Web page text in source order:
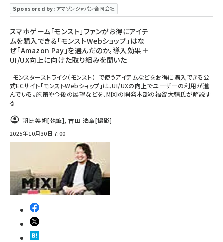
Sponsored by: アマゾンジャパン合同会社
スマホゲーム「モンスト」ファンがお得にアイテ
ムを購入できる「モンストWebショップ」はな
ぜ「Amazon Pay」を選んだのか。導入効果＋
UI/UX向上に向けた取り組みを聞いた
「モンスターストライク（モンスト）」で使うアイテムなどをお得に購入できる公
式ECサイト「モンストWebショップ」は、UI/UXの向上でユーザーの利用が進
んでいる。施策や今後の展望などを、MIXIの開発本部の福留大輔氏が解説す
る
朝比美帆[執筆],吉田 浩章[撮影]
2025年10月30日 7:00